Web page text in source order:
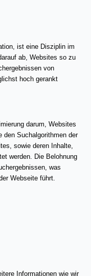
ist eine Disziplin im
ab, Websites so zu
von
hoch gerankt
darum, Websites
Suchalgorithmen der
sowie deren Inhalte,
werden. Die Belohnung
was
Webseite führt.
Informationen wie wir